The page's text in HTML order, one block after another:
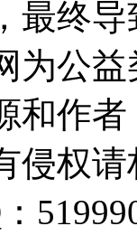
最终导
为公
和作
侵权